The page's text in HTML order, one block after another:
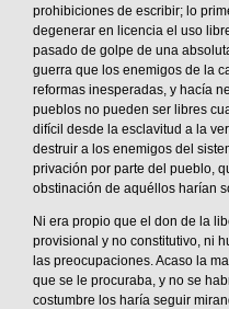
prohibiciones de escribir; lo
degenerar en licencia el uso
pasado de golpe de una
guerra que los enemigos de la
reformas inesperadas, y hacía
pueblos no pueden ser libres
difícil desde la esclavitud a la
destruir a los enemigos del
privación por parte del pueblo,
obstinación de aquéllos harían
Ni era propio que el don de la
provisional y no constitutivo, ni
las preocupaciones. Acaso la
que se le procuraba, y no se
costumbre los haría seguir